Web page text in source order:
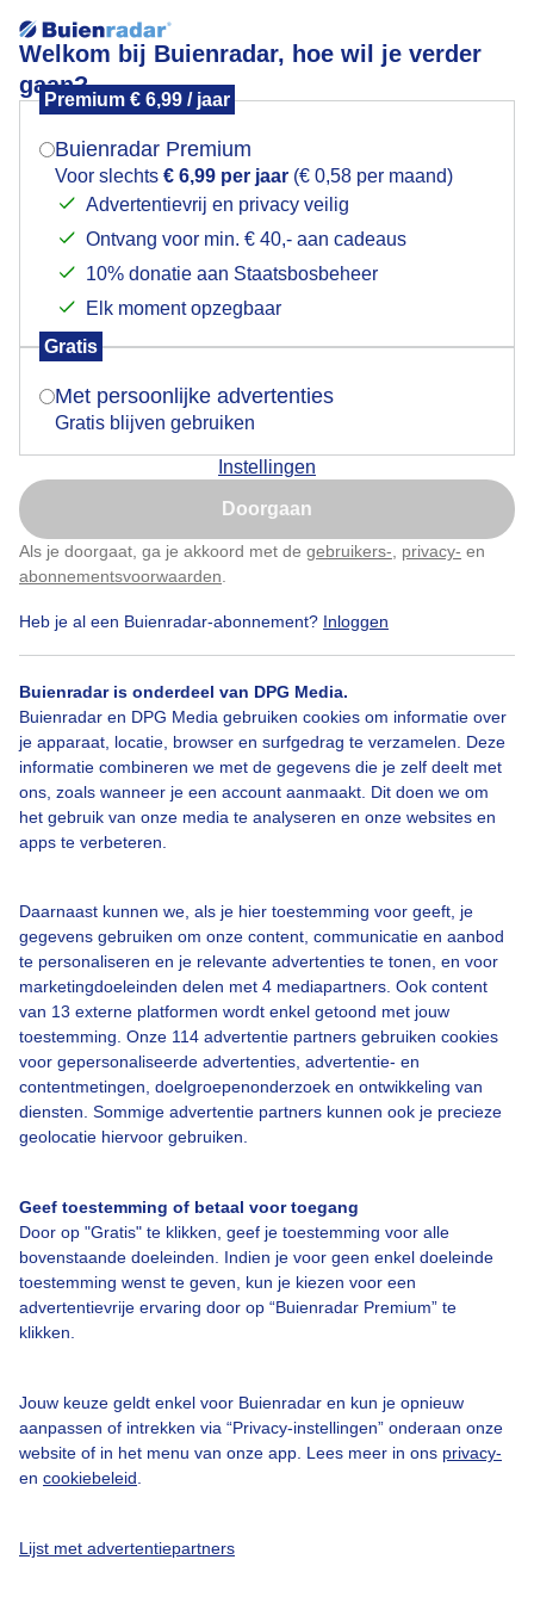
Welkom bij Buienradar, hoe wil je verder
gaan?
Premium € 6,99 / jaar
Buienradar Premium
Voor slechts € 6,99 per jaar (€ 0,58 per maand)
Advertentievrij en privacy veilig
Ontvang voor min. € 40,- aan cadeaus
10% donatie aan Staatsbosbeheer
Elk moment opzegbaar
Gratis
Met persoonlijke advertenties
Gratis blijven gebruiken
Instellingen
Doorgaan
Als je doorgaat, ga je akkoord met de gebruikers- privacy- en
abonnementsvoorwaarden
Heb je al een Buienradar-abonnement? Inloggen
Buienradar is onderdeel van DPG Media.
Buienradar en DPG Media gebruiken cookies om informatie over
je apparaat, locatie, browser en surfgedrag te verzamelen. Deze
informatie combineren we met de gegevens die je zelf deelt met
ons, zoals wanneer je een account aanmaakt. Dit doen we om
het gebruik van onze media te analyseren en onze websites en
apps te verbeteren.
Daarnaast kunnen we, als je hier toestemming voor geeft, je
gegevens gebruiken om onze content, communicatie en aanbod
te personaliseren en je relevante advertenties te tonen, en voor
marketingdoeleinden delen met 4 mediapartners. Ook content
van 13 externe platformen wordt enkel getoond met jouw
toestemming. Onze 114 advertentie partners gebruiken cookies
voor gepersonaliseerde advertenties, advertentie- en
contentmetingen, doelgroepenonderzoek en ontwikkeling van
diensten. Sommige advertentie partners kunnen ook je precieze
geolocatie hiervoor gebruiken.
Geef toestemming of betaal voor toegang
Door op "Gratis" te klikken, geef je toestemming voor alle
bovenstaande doeleinden. Indien je voor geen enkel doeleinde
toestemming wenst te geven, kun je kiezen voor een
advertentievrije ervaring door op “Buienradar Premium” te
klikken.
Jouw keuze geldt enkel voor Buienradar en kun je opnieuw
aanpassen of intrekken via “Privacy-instellingen” onderaan onze
website of in het menu van onze app. Lees meer in ons privacy-
en cookiebeleid
Lijst met advertentiepartners
Sluierbewolking
Sluierbewolking Blauwe lucht
Sluierbewolking #blauwelucht
Bekijk slideshow
Een moment geduld aub...
Bedrijfsgegevens
Veelgestelde vragen
Contact
Adverteren
Buienradar Team
Cookie beleid
Mogen we je locatie gebruiken voor het
Indien je hier nog geen akkoord op hebt gegeven,
verschijnt er zo een pop-up uit je browser waarin
Is goed, toon de popup
Nu niet, misschien later
Klik hierom dit aan te passen